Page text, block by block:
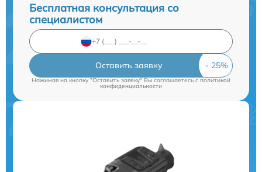
Бесплатная консультация со
специалистом
Оставить заявку
Нажимая на кнопку "Оставить заявку" Вы соглашаетесь cполитикой
конфиденциальности